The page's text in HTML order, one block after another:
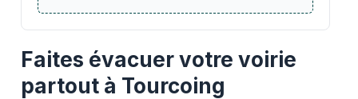
Faites évacuer votre voirie
partout à Tourcoing